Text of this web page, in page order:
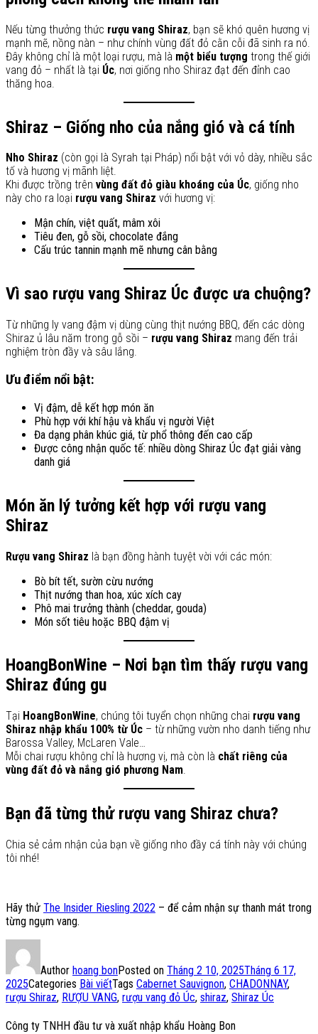
Nếu từng thưởng thức rượu vang Shiraz, bạn sẽ khó quên hương vị
mạnh mẽ, nồng nàn – như chính vùng đất đỏ cằn cỗi đã sinh ra nó.
Đây không chỉ là một loại rượu, mà là một biểu tượng trong thế giới
vang đỏ – nhất là tại Úc, nơi giống nho Shiraz đạt đến đỉnh cao
thăng hoa.
Shiraz – Giống nho của nắng gió và cá tính
Nho Shiraz (còn gọi là Syrah tại Pháp) nổi bật với vỏ dày, nhiều sắc
tố và hương vị mãnh liệt.
Khi được trồng trên vùng đất đỏ giàu khoáng của Úc, giống nho
này cho ra loại rượu vang Shiraz với hương vị:
Mận chín, việt quất, mâm xôi
Tiêu đen, gỗ sồi, chocolate đắng
Cấu trúc tannin mạnh mẽ nhưng cân bằng
Vì sao rượu vang Shiraz Úc được ưa chuộng?
Từ những ly vang đậm vị dùng cùng thịt nướng BBQ, đến các dòng
Shiraz ủ lâu năm trong gỗ sồi – rượu vang Shiraz mang đến trải
nghiệm tròn đầy và sâu lắng.
Ưu điểm nổi bật:
Vị đậm, dễ kết hợp món ăn
Phù hợp với khí hậu và khẩu vị người Việt
Đa dạng phân khúc giá, từ phổ thông đến cao cấp
Được công nhận quốc tế: nhiều dòng Shiraz Úc đạt giải vàng
danh giá
Món ăn lý tưởng kết hợp với rượu vang
Shiraz
Rượu vang Shiraz là bạn đồng hành tuyệt vời với các món:
Bò bít tết, sườn cừu nướng
Thịt nướng than hoa, xúc xích cay
Phô mai trưởng thành (cheddar, gouda)
Món sốt tiêu hoặc BBQ đậm vị
HoangBonWine – Nơi bạn tìm thấy rượu vang
Shiraz đúng gu
Tại HoangBonWine, chúng tôi tuyển chọn những chai rượu vang
Shiraz nhập khẩu 100% từ Úc – từ những vườn nho danh tiếng như
Barossa Valley, McLaren Vale…
Mỗi chai rượu không chỉ là hương vị, mà còn là chất riêng của
vùng đất đỏ và nắng gió phương Nam.
Bạn đã từng thử rượu vang Shiraz chưa?
Chia sẻ cảm nhận của bạn về giống nho đầy cá tính này với chúng
tôi nhé!
Hãy thử The Insider Riesling 2022 – để cảm nhận sự thanh mát trong
từng ngụm vang.
Author hoang bonPosted on Tháng 2 10, 2025Tháng 6 17,
2025Categories Bài viếtTags Cabernet Sauvignon, CHADONNAY,
rượu Shiraz, RƯỢU VANG, rượu vang đỏ Úc, shiraz, Shiraz Úc
Công ty TNHH đầu tư và xuất nhập khẩu Hoàng Bon